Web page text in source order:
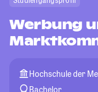
Werbung
Hochschule der
Bachelor